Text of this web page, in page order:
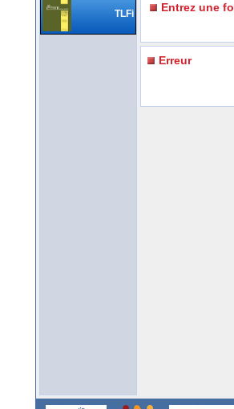
TLFi Entrez une
Erreur